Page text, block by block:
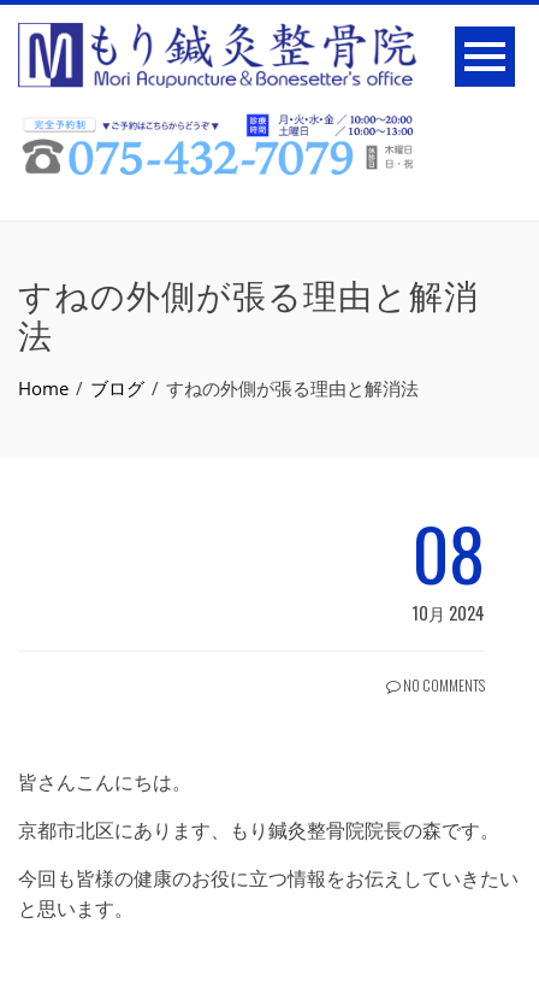
すねの外側が張る理由と解消
法
Home ブログ すねの外側が張る理由と解消法
08
10月 2024
NO COMMENTS
皆さんこんにちは。
京都市北区にあります、もり鍼灸整骨院院長の森です。
今回も皆様の健康のお役に立つ情報をお伝えしていきたい
と思います。